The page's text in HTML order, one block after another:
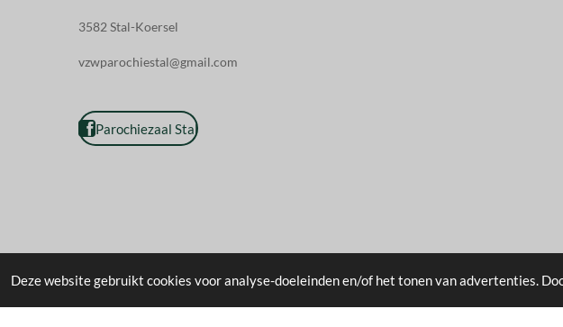
Deze website gebruikt cookies voor analyse-doeleinden en/of het tonen van advertenties.
3582 Stal-Koersel
vzwparochiestal@gmail.com
Parochiezaal Stal
2017 - 2026 VZW Parochiale Werken Stal